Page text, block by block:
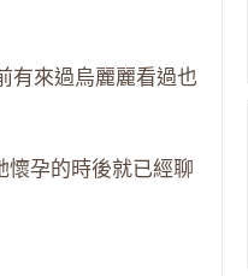
有來過烏麗麗看過也
懷孕的時後就已經聊